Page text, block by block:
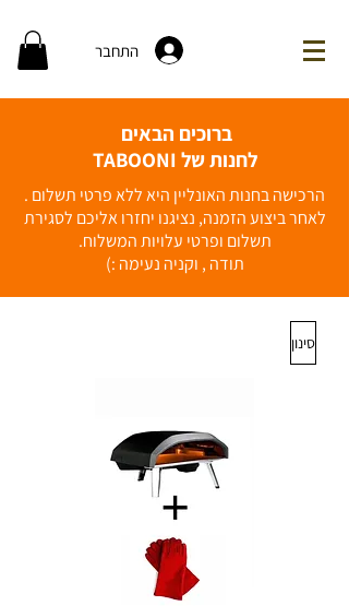
התחבר
ברוכים הבאים
לחנות של TABOONI
הרכישה בחנות האונליין היא ללא פרטי תשלום .
לאחר ביצוע הזמנה, נציגנו יחזרו אליכם לסגירת
תשלום ופרטי עלויות המשלוח.
תודה , וקניה נעימה :)
סינון